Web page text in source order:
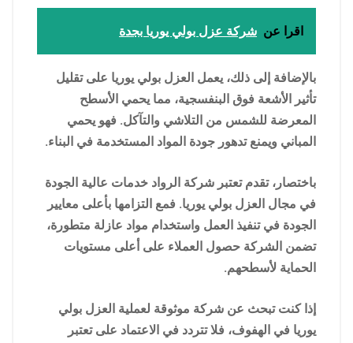
اقرا عن شركة عزل بولي يوريا بجدة
بالإضافة إلى ذلك، يعمل العزل بولي يوريا على تقليل
تأثير الأشعة فوق البنفسجية، مما يحمي الأسطح
المعرضة للشمس من التلاشي والتآكل. فهو يحمي
المباني ويمنع تدهور جودة المواد المستخدمة في البناء.
باختصار، تقدم تعتبر شركة الرواد خدمات عالية الجودة
في مجال العزل بولي يوريا. فمع التزامها بأعلى معايير
الجودة في تنفيذ العمل واستخدام مواد عازلة متطورة،
تضمن الشركة حصول العملاء على أعلى مستويات
الحماية لأسطحهم.
إذا كنت تبحث عن شركة موثوقة لعملية العزل بولي
يوريا في الهفوف، فلا تتردد في الاعتماد على تعتبر